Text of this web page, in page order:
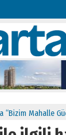
Mahalle